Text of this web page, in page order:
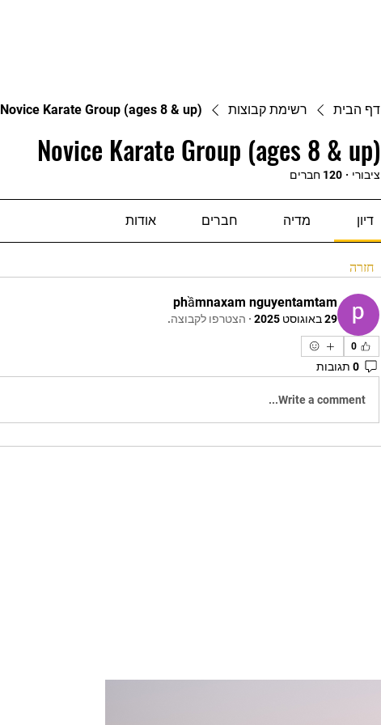
דף הבית רשימת קבוצות Novice Karate Group (ages 8 & up)
Novice Karate Group (ages 8 & up)
ציבורי · 120 חברים
דיון מדיה חברים אודות
חזרה
phầmnaxam nguyentamtam
29 באוגוסט 2025 · הצטרפו לקבוצה.
0
0 תגובות
Write a comment...